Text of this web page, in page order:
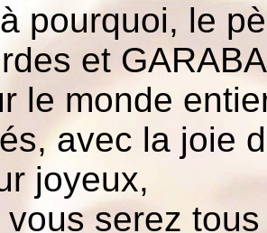
pourquoi, le
et
le monde
avec la joie
joyeux,
vous serez